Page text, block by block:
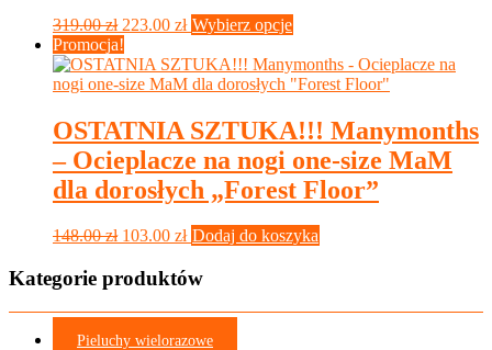
319.00zł Pierwotna
cena
wynosiła:
319.00 zł.
223.00 złAktualna
wynosi:
223.00 zł.
Wybierz opcje
ma
wiele
Opcje
można
wybrać
na
stronie
produktu
Promocja!
OSTATNIA SZTUKA!!! Manymonths
– Ocieplacze na nogi one-size MaM
dla dorosłych „Forest Floor”
148.00zł Pierwotna
wynosiła:
103.00 złAktualna
wynosi:
Dodaj do koszyka
Kategorie produktów
Pieluchy wielorazowe